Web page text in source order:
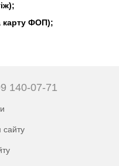
карту ФОП);
140-07-71
сайту